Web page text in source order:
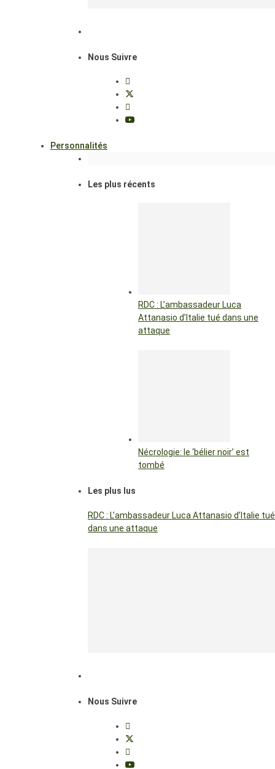
Nous Suivre
Personnalités
Les plus récents
RDC : L’ambassadeur Luca
Attanasio d’Italie tué dans une
attaque
Nécrologie: le ‘bélier noir’ est
tombé
Les plus lus
RDC : L’ambassadeur Luca Attanasio d’Italie tué
dans une attaque
Nous Suivre